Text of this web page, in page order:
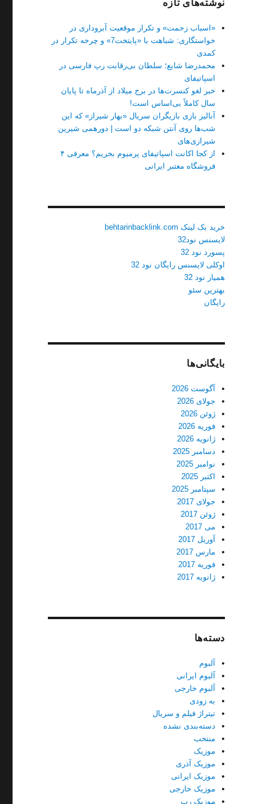
نوشته‌های تازه
«اسباب زحمت» و تکرار موقعیت آبروداری در
خواستگاری: شباهت با «پایتخت7» و چرخه تکرار در
کمدی
محمدرضا شایع؛ سلطان بی‌رقابت رپ فارسی در
اسپاتیفای
خبر لغو کنسرت‌ها در برج میلاد از آذرماه تا پایان
سال کاملاً بی‌اساس است!
آنالیز بازی بازیگران سریال «بهار شیراز» که این
شب‌ها روی آنتن شبکه دو است | دورهمی شیرین
شیرازی‌های
از کجا اکانت اسپاتیفای پرمیوم بخریم؟ معرفی ۴
فروشگاه معتبر ایرانی
خرید بک لینک behtarinbacklink.com
لایسنس نود32
پسورد نود 32
اوکلی لایسنس رایگان نود 32
همیار نود 32
بهترین سئو
رایگان
بایگانی‌ها
آگوست 2026
جولای 2026
ژوئن 2026
فوریه 2026
ژانویه 2026
دسامبر 2025
نوامبر 2025
اکتبر 2025
سپتامبر 2025
جولای 2017
ژوئن 2017
می 2017
آوریل 2017
مارس 2017
فوریه 2017
ژانویه 2017
دسته‌ها
آلبوم
آلبوم ایرانی
آلبوم خارجی
به زودی
تیتراژ فیلم و سریال
دسته‌بندی نشده
منتخب
موزیک
موزیک آذری
موزیک ایرانی
موزیک خارجی
موزیک رپ